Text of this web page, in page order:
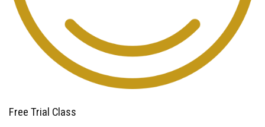
Free Trial Class